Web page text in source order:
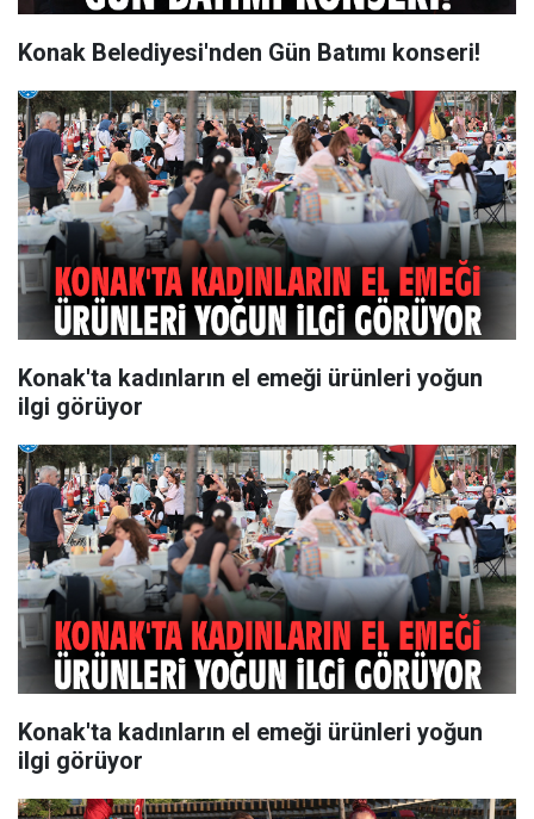
Konak Belediyesi'nden Gün Batımı konseri!
Konak'ta kadınların el emeği ürünleri yoğun
ilgi görüyor
Konak'ta kadınların el emeği ürünleri yoğun
ilgi görüyor